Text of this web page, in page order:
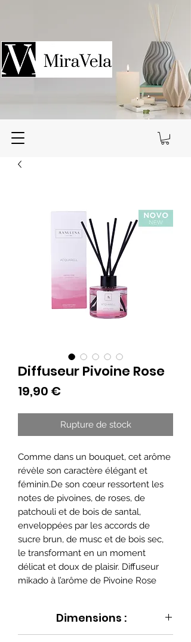
Diffuseur Pivoine Rose
19,90 €Prix
Rupture de stock
Comme dans un bouquet, cet arôme
révèle son caractère élégant et
féminin.De son cœur ressortent les
notes de pivoines, de roses, de
patchouli et de bois de santal,
enveloppées par les accords de
sucre brun, de musc et de bois sec,
le transformant en un moment
délicat et doux de plaisir. Diffuseur
mikado à l’arôme de Pivoine Rose
Dimensions :